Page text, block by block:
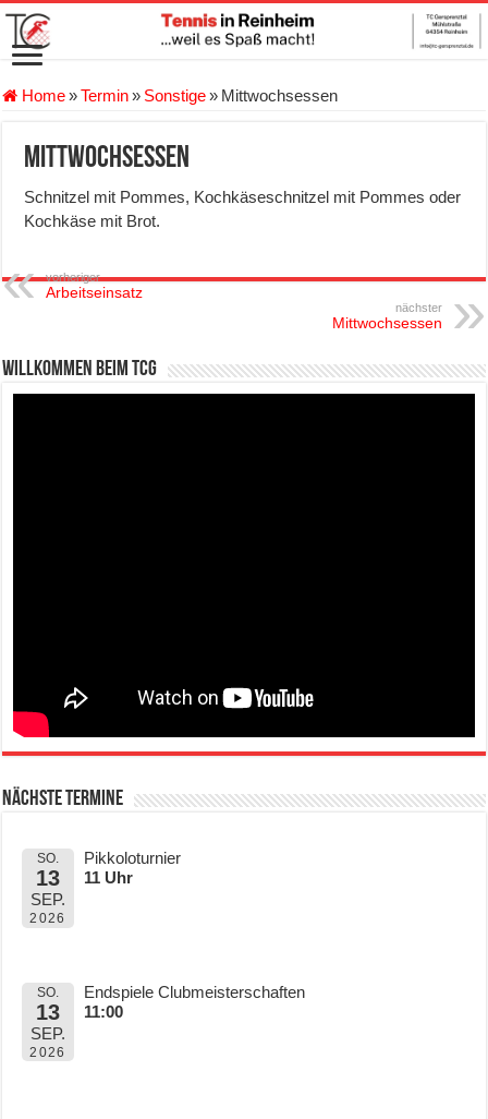
Home»Termin» Sonstige» Mittwochsessen
Mittwochsessen
Schnitzel mit Pommes, Kochkäseschnitzel mit Pommes oder
Kochkäse mit Brot.
vorheriger
Arbeitseinsatz
nächster
Mittwochsessen
Willkommen beim TCG
Nächste Termine
SO.
13
SEP.
2026
Pikkoloturnier
11 Uhr
SO.
13
SEP.
2026
Endspiele Clubmeisterschaften
11:00